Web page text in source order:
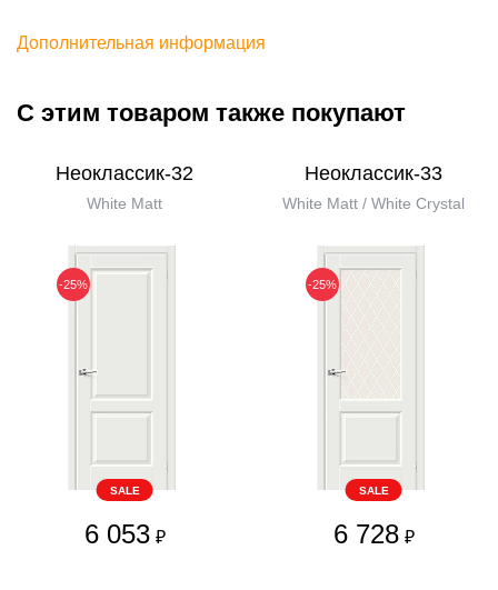
Дополнительная информация
С этим товаром также покупают
Неоклассик-32
White Matt
-25%
SALE
6 053 ₽
Неоклассик-33
White Matt / White Сrystal
-25%
SALE
6 728 ₽